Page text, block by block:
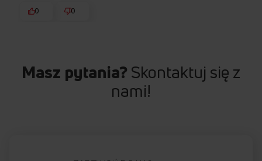
0
0
Masz pytania? Skontaktuj się z
nami!